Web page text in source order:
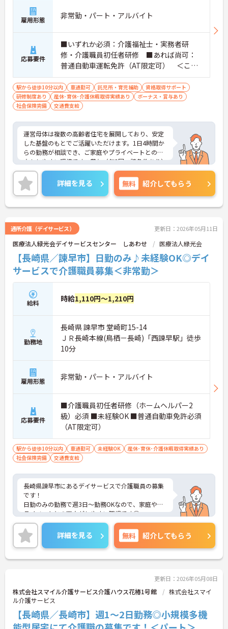
雇用形態 非常勤・パート・アルバイト
応募要件
■いずれか必須：介護福祉士・実務者研
修・介護職員初任者研修 ■あれば尚可：
普通自動車運転免許（AT限定可） ＜こん
な方におすすめ＞ワークライフバランスを
大切にしたいとお考えの方、入居者様それ
ぞれに合わせた、温かいケアを提供したい
方、これまでの介護分野でのご経験を有効
に活用したい方
駅から徒歩10分以内 車通勤可 託児所・育児補助
資格取得サポート
研修制度あり
産休･育休･介護休暇取得実績あり
ボーナス・賞与あり
社会保険完備
交通費支給
運営母体は複数の高齢者住宅を展開しており、安定
した基盤のもとでご活躍いただけます。1日4時間か
らの勤務が相談でき、ご家庭やプライベートとの両
立もしやすい環境です。賞与（年2回、諸条件あり）
や昇給の実績もあり、あなたの頑張りがしっかりと
評価されます。無料の社員給食（1日1食）や、育休
からの復職をサポートする育児給付金+（プラス）
制度（最大10万円）、資格取得支援制度（最大10万
円補助）など、福利厚生も充実しています。社内研
を目指したい方にも最適です。ご興味のある方に
は、面接対策ポイントなど、さらに詳細をお話しし
ますのでお気軽にご相談ください！
詳細を見る 無料 紹介してもらう
通所介護（デイサービス） 更新日：2026年05月11日
医療法人緑光会デイサービスセンター しあわせ 医療法人緑光会
【長崎県／諫早市】日勤のみ♪未経験OK◎デイ
サービスで介護職員募集＜非常勤＞
給料 時給1,110円～1,210円
勤務地
長崎県 諫早市 堂崎町15-14
ＪＲ長崎本線(鳥栖－長崎)「西諫早駅」徒歩
10分
雇用形態 非常勤・パート・アルバイト
応募要件
■介護職員初任者研修（ホームヘルパー2
級）必須 ■未経験OK ■普通自動車免許必須
（AT限定可）
駅から徒歩10分以内 車通勤可 未経験OK
産休･育休･介護休暇取得実績あり
社会保険完備
交通費支給
長崎県諫早市にあるデイサービスで介護職員の募集
です！
日勤のみの勤務で週3日～勤務OKなので、家庭やプ
ライベートとの両立がしやすい職場です◎
また、最寄駅から徒歩圏内でマイカー通勤もOKなの
で、ご自身のライフスタイルに合わせた交通手段が
選べます♪
ご興味ある方は面接ポイントをお伝えしますので、
お気軽にご連絡ください。
詳細を見る 無料 紹介してもらう
更新日：2026年05月08日
株式会社スマイル介護サービス介護ハウス花椿1号館
株式会社スマイ
ル介護サービス
【長崎県／長崎市】週1～2日勤務◎小規模多機